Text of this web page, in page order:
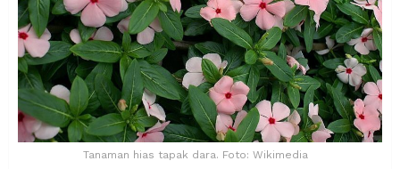
Tanaman hias tapak dara. Foto: Wikimedia